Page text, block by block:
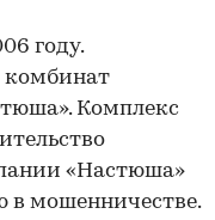
году.
Комплекс
«Настюша»
в мошенничестве.